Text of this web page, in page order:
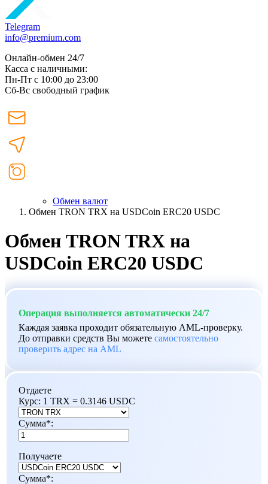
Telegram
info@premium.com
Онлайн-обмен 24/7
Касса с наличными:
Пн-Пт с 10:00 до 23:00
Сб-Вс свободный график
Обмен валют
Обмен TRON TRX на USDCoin ERC20 USDC
Обмен TRON TRX на
USDCoin ERC20 USDC
Операция выполняется автоматически 24/7
Каждая заявка проходит обязательную AML-проверку.
До отправки средств Вы можете самостоятельно
проверить адрес на AML
Отдаете
Курс: 1 TRX = 0.3146 USDC
Сумма*:
Получаете
Сумма*: